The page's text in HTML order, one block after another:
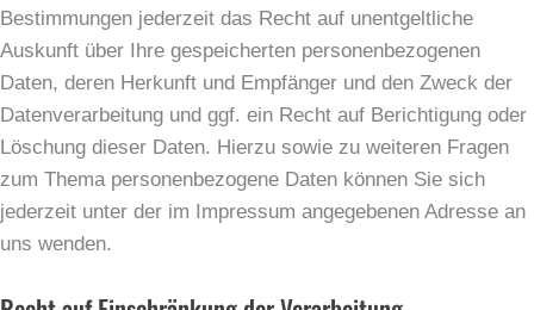
Bestimmungen jederzeit das Recht auf unentgeltliche
Auskunft über Ihre gespeicherten personenbezogenen
Daten, deren Herkunft und Empfänger und den Zweck der
Datenverarbeitung und ggf. ein Recht auf Berichtigung oder
Löschung dieser Daten. Hierzu sowie zu weiteren Fragen
zum Thema personenbezogene Daten können Sie sich
jederzeit unter der im Impressum angegebenen Adresse an
uns wenden.